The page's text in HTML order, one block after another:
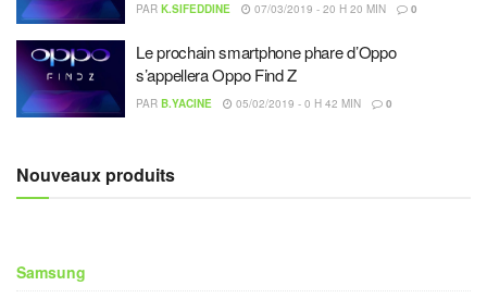
PAR K.SIFEDDINE 07/03/2019 - 20 H 20 MIN 0
Le prochain smartphone phare d’Oppo
s’appellera Oppo Find Z
PAR B.YACINE 05/02/2019 - 0 H 42 MIN 0
Nouveaux produits
Samsung